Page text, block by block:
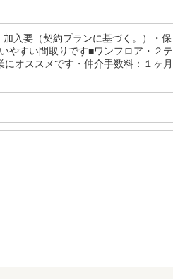
入要（契約プランに基づく。）・保
やすい間取りです■ワンフロア・２テ
オススメです・仲介手数料：１ヶ月